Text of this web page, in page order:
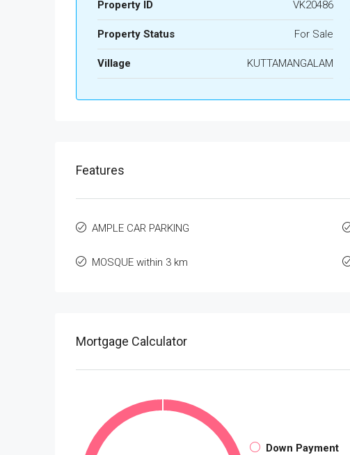
Property ID VK20486
Property Status For Sale
Village KUTTAMANGALAM
Features
AMPLE CAR PARKING
MOSQUE within 3 km
Mortgage Calculator
Down Payment